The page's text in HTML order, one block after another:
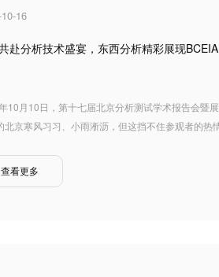
16
赴分析技术盛宴，东西分析精彩展现
10月10日，第十七届北京分析测试学术报告会暨
北京寒风习习、小雨淅沥，但这挡不住参观者的热
查看更多